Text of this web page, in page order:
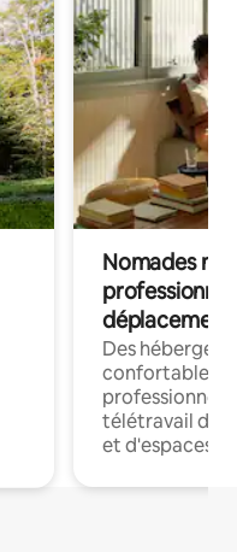
Nomades
déplacement
Des
confortables
professionnels
télétravail
et d'espaces